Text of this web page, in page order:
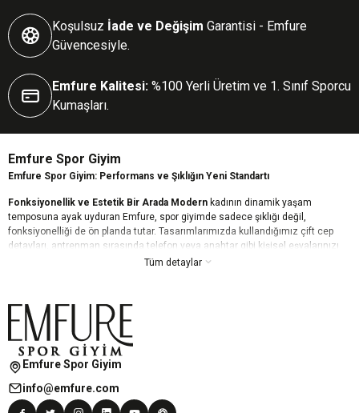
Koşulsuz İade ve Değişim Garantisi - Emfure
Güvencesiyle.
Emfure Kalitesi: %100 Yerli Üretim ve 1. Sınıf Sporcu
Kumaşları.
Emfure Spor Giyim
Emfure Spor Giyim: Performans ve Şıklığın Yeni Standartı
Fonksiyonellik ve Estetik Bir Arada Modern kadının dinamik yaşam
temposuna ayak uyduran Emfure, spor giyimde sadece şıklığı değil,
fonksiyonelliği de ön planda tutar. Tasarımlarımızda kullandığımız çift cep
detayları, antrenman sırasında telefon veya anahtar gibi kişisel eşyalarınızı
güvenle taşımanızı sağlarken, estetik çizgilerimizle günün her anında stilinizi
teknolojimiz, vücudunuzu bir ikinci ten gibi sararak maksimum hareket
özgürlüğü sunar. Nefes alabilen dokusu teri hızla dışarı atarken, özel
toparlayıcı (push-up) özelliğimiz daha fit ve formda bir görünüm elde etmenizi
destekler. Emfure ile kendinizi her zaman güçlü ve rahat hissedin.
Her Tarza Uygun Dinamik Koleksiyonlar Geniş
desen seçeneklerimizle, her zevke hitap eden bir Emfure modeli mutlaka
Tüm detaylar
Emfure Spor Giyim
info@emfure.com